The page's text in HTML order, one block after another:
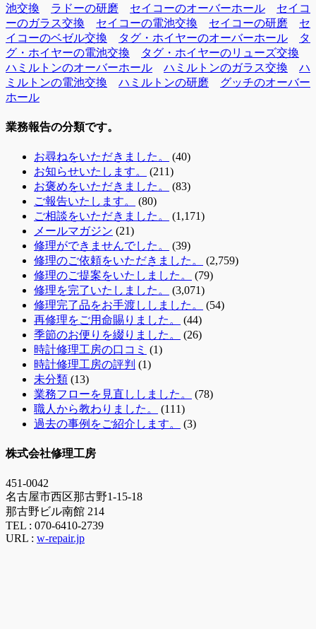
池交換
ラドーの研磨 セイコーのオーバーホール
セイコ
ーのガラス交換
セイコーの電池交換 セイコーの研磨
セ
イコーのベゼル交換
タグ・ホイヤーのオーバーホール
タ
グ・ホイヤーの電池交換
タグ・ホイヤーのリューズ交換
ハミルトンのオーバーホール
ハミルトンのガラス交換
ハ
ミルトンの電池交換
ハミルトンの研磨
グッチのオーバー
ホール
業務報告の分類です。
お尋ねをいただきました。
(40)
お知らせいたします。
(211)
お褒めをいただきました。
(83)
ご報告いたします。
(80)
ご相談をいただきました。
(1,171)
メールマガジン (21)
修理ができませんでした。
(39)
修理のご依頼をいただきました。
(2,759)
修理のご提案をいたしました。
(79)
修理を完了いたしました。
(3,071)
修理完了品をお手渡ししました。
(54)
再修理をご用命賜りました。
(44)
季節のお便りを綴りました。
(26)
時計修理工房の口コミ (1)
時計修理工房の評判 (1)
未分類 (13)
業務フローを見直ししました。
(78)
職人から教わりました。
(111)
過去の事例をご紹介します。
(3)
株式会社修理工房
451-0042
名古屋市西区那古野1-15-18
那古野ビル南館 214
TEL : 070-6410-2739
URL : w-repair.jp